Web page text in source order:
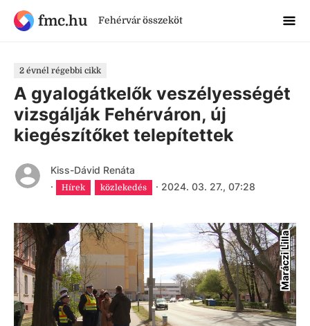
fmc.hu Fehérvár összeköt
2 évnél régebbi cikk
A gyalogátkelők veszélyességét
vizsgálják Fehérváron, új
kiegészítőket telepítettek
Kiss-Dávid Renáta
·
Hírek közlekedés · 2024. 03. 27., 07:28
Maráczi Lilla